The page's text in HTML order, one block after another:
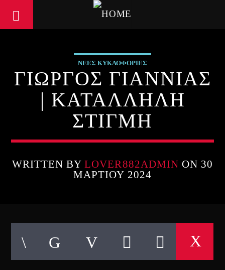
ΝΕΕΣ ΚΥΚΛΟΦΟΡΙΕΣ
ΓΙΩΡΓΟΣ ΓΙΑΝΝΙΑΣ
| ΚΑΤΑΛΛΗΛΗ
ΣΤΙΓΜΗ
WRITTEN BYLOVER882ADMIN ON 30
ΜΑΡΤΊΟΥ 2024